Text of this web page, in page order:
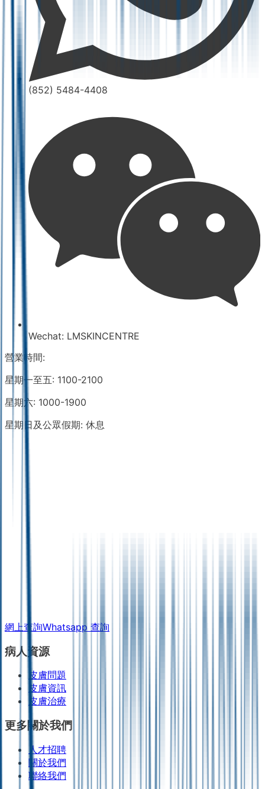
(852) 5484-4408
Wechat: LMSKINCENTRE
營業時間:
星期一至五: 1100-2100
星期六: 1000-1900
星期日及公眾假期: 休息
網上查詢Whatsapp 查詢
病人資源
皮膚問題
皮膚資訊
皮膚治療
更多關於我們
人才招聘
關於我們
聯絡我們